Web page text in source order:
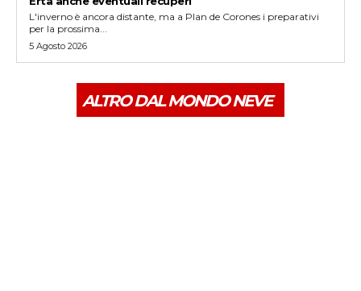
L'inverno è ancora distante, ma a Plan de Corones i preparativi
per la prossima...
5 Agosto 2026
ALTRO DAL MONDO NEVE